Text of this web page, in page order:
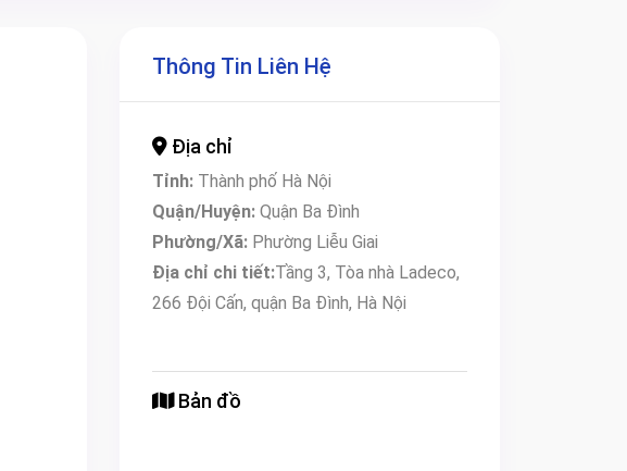
Thông Tin Liên Hệ
Địa chỉ
Tỉnh: Thành phố Hà Nội
Quận/Huyện: Quận Ba Đình
Phường/Xã: Phường Liễu Giai
Địa chỉ chi tiết:Tầng 3, Tòa nhà Ladeco,
266 Đội Cấn, quận Ba Đình, Hà Nội
Bản đồ